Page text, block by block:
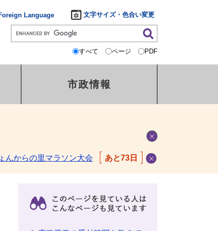
Language 文字サイズ・色合い変更
すべて ページ PDF
市政情報
んからの里マラソン大会 あと73日